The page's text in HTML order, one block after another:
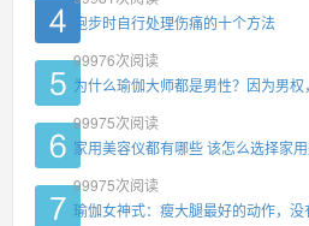
跑步时自行处理伤痛的十个方法
99976次阅读
为什么瑜伽大师都是男性？因为男
99975次阅读
家用美容仪都有哪些 该怎么选择家
99975次阅读
瑜伽女神式：瘦大腿最好的动作，没